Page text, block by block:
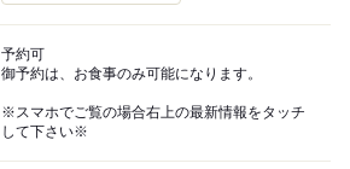
予約可
御予約は、お食事のみ可能になります。
※スマホでご覧の場合右上の最新情報をタッチ
して下さい※